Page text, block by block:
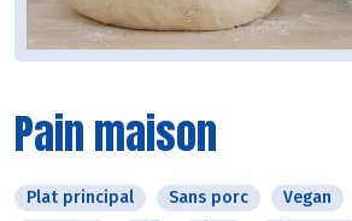
Pain maison
Plat principal Sans porc Vegan